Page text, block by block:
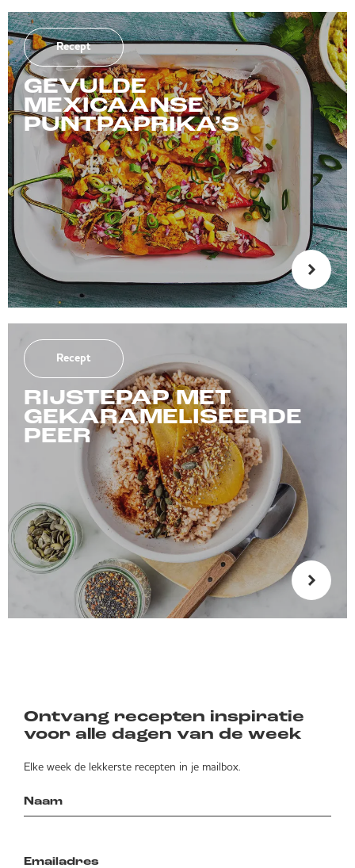
Recept
GEVULDE
MEXICAANSE
PUNTPAPRIKA’S
Recept
RIJSTEPAP MET
GEKARAMELISEERDE
PEER
Ontvang recepten inspiratie
voor alle dagen van de week
Elke week de lekkerste recepten in je mailbox.